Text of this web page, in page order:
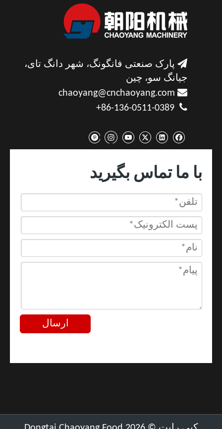
 پارک صنعتی فانگونگ، شهر دانگ تای،
جیانگ سو، چین

chaoyang@cnchaoyang.com

با ما تماس بگیرید
ارسال